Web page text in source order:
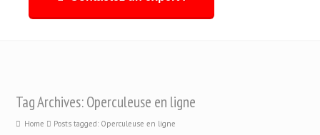
Tag Archives: Operculeuse en ligne
Home Posts tagged: Operculeuse en ligne